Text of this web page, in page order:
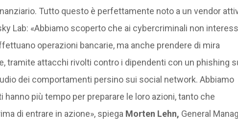
Tutto questo è perfettamente noto a un vendor
Lab: «Abbiamo scoperto che ai cybercriminali non
operazioni bancarie, ma anche prendere di mira
tramite attacchi rivolti contro i dipendenti con un phishing
dei comportamenti persino sui social network. Abbiamo
più tempo per preparare le loro azioni, tanto che
di entrare in azione», spiega Morten Lehn, General